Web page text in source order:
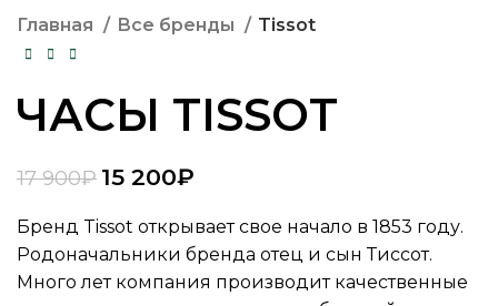
Главная Все бренды Tissot
ЧАСЫ TISSOT
17 900₽ 15 200₽
Бренд Tissot открывает свое начало в 1853 году.
Родоначальники бренда отец и сын Тиссот.
Много лет компания производит качественные